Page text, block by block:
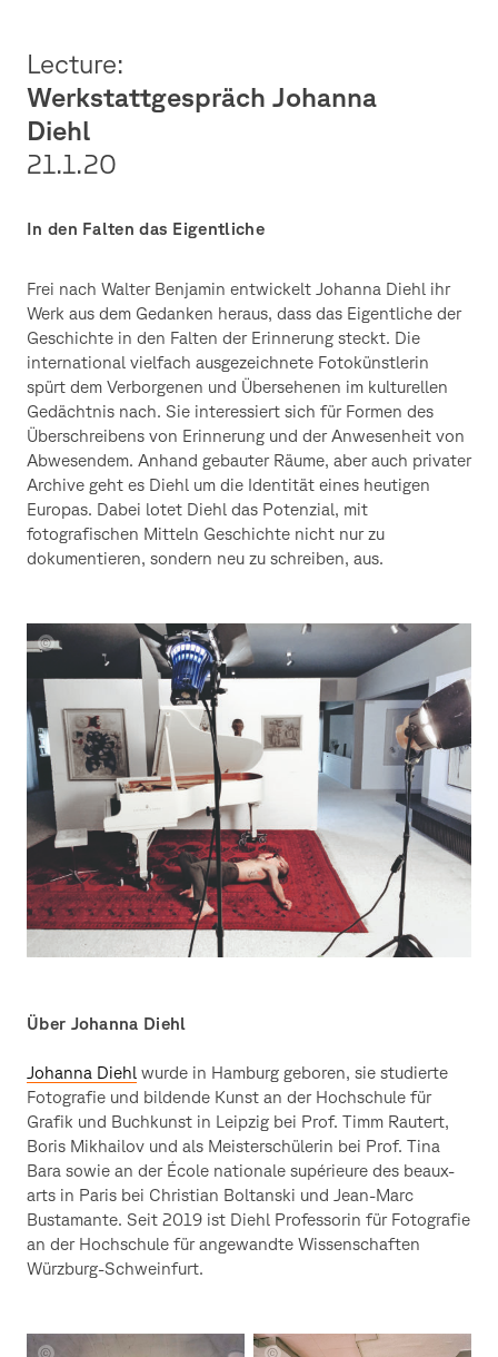
Lecture:
Werkstattgespräch Johanna
Diehl
21.1.20
In den Falten das Eigentliche
Frei nach Walter Benjamin entwickelt Johanna Diehl ihr
Werk aus dem Gedanken heraus, dass das Eigentliche der
Geschichte in den Falten der Erinnerung steckt. Die
international vielfach ausgezeichnete Fotokünstlerin
spürt dem Verborgenen und Übersehenen im kulturellen
Gedächtnis nach. Sie interessiert sich für Formen des
Überschreibens von Erinnerung und der Anwesenheit von
Abwesendem. Anhand gebauter Räume, aber auch privater
Archive geht es Diehl um die Identität eines heutigen
Europas. Dabei lotet Diehl das Potenzial, mit
fotografischen Mitteln Geschichte nicht nur zu
dokumentieren, sondern neu zu schreiben, aus.
Diehl
Über Johanna Diehl
Johanna Diehl wurde in Hamburg geboren, sie studierte
Fotografie und bildende Kunst an der Hochschule für
Grafik und Buchkunst in Leipzig bei Prof. Timm Rautert,
Boris Mikhailov und als Meisterschülerin bei Prof. Tina
Bara sowie an der École nationale supérieure des beaux-
arts in Paris bei Christian Boltanski und Jean-Marc
Bustamante. Seit 2019 ist Diehl Professorin für Fotografie
an der Hochschule für angewandte Wissenschaften
Würzburg-Schweinfurt.